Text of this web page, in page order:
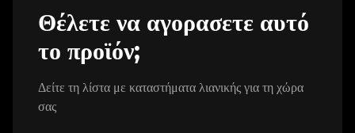
Θέλετε να αγορασετε αυτό
το προϊόν;
Δείτε τη λίστα με καταστήματα λιανικής για τη χώρα
σας